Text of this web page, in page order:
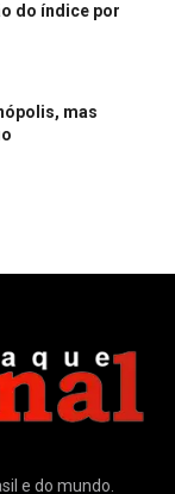
do índice por
mas
e do mundo.